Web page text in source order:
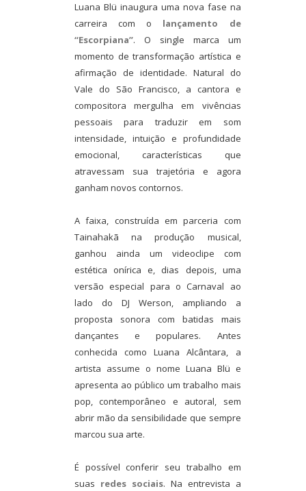
Luana Blü inaugura uma nova fase na
carreira com o lançamento de
“Escorpiana”. O single marca um
momento de transformação artística e
afirmação de identidade. Natural do
Vale do São Francisco, a cantora e
compositora mergulha em vivências
pessoais para traduzir em som
intensidade, intuição e profundidade
emocional, características que
atravessam sua trajetória e agora
ganham novos contornos.
A faixa, construída em parceria com
Tainahakã na produção musical,
ganhou ainda um videoclipe com
estética onírica e, dias depois, uma
versão especial para o Carnaval ao
lado do DJ Werson, ampliando a
proposta sonora com batidas mais
dançantes e populares. Antes
conhecida como Luana Alcântara, a
artista assume o nome Luana Blü e
apresenta ao público um trabalho mais
pop, contemporâneo e autoral, sem
abrir mão da sensibilidade que sempre
marcou sua arte.
É possível conferir seu trabalho em
suas redes sociais. Na entrevista a